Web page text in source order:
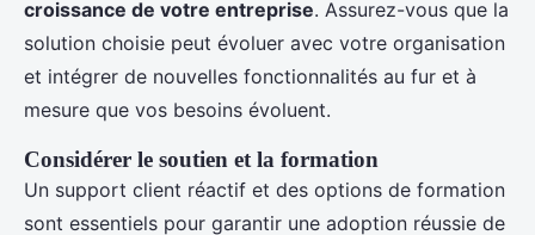
croissance de votre entreprise. Assurez-vous que la
solution choisie peut évoluer avec votre organisation
et intégrer de nouvelles fonctionnalités au fur et à
mesure que vos besoins évoluent.
Considérer le soutien et la formation
Un support client réactif et des options de formation
sont essentiels pour garantir une adoption réussie de